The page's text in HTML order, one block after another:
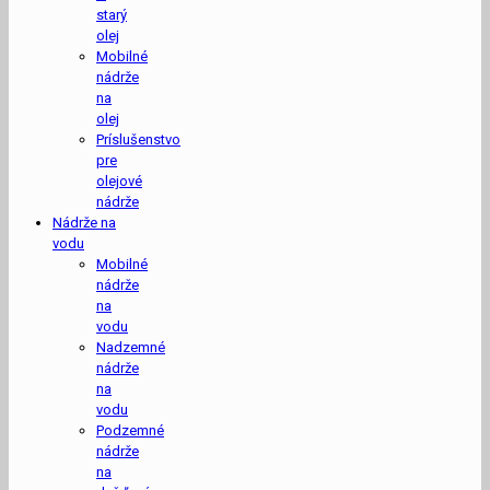
starý
olej
Mobilné
nádrže
na
olej
Príslušenstvo
pre
olejové
nádrže
Nádrže na
vodu
Mobilné
nádrže
na
vodu
Nadzemné
nádrže
na
vodu
Podzemné
nádrže
na